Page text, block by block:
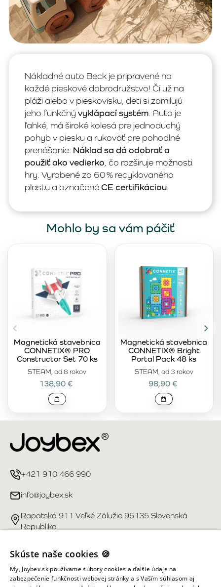
Nákladné auto Beck je pripravené na
každé pieskové dobrodružstvo! Či už na
pláži alebo v pieskovisku, deti si zamilujú
jeho funkčný vyklápací systém. Auto je
ľahké, má široké kolesá pre jednoduchý
pohyb v piesku a rukoväť pre pohodlné
prenášanie. Náklad sa dá odobrať a
použiť ako vedierko , čo rozširuje možnosti
hry. Vyrobené zo 60 % recyklovaného
plastu a označenéCE certifikáciou.
Mohlo by sa vám páčiť
STEAM, od 8 rokov
Magnetická stavebnica
CONNETIX® PRO
Constructor Set 70 ks
138,90 €
STEAM, od 3 rokov
Magnetická stavebnica
CONNETIX® Bright
Portal Pack 48 ks
98,90 €
+421 910 466 990
info@joybex.sk
Rapatská 911 Veľké Zálužie 95135 Slovenská
Republika
Užitočné odkazy
Účet
Skúste naše cookies 🍪
My, Joybex.sk používame súbory cookies a ďalšie údaje na
zabezpečenie funkčnosti webovej stránky a s Vaším súhlasom aj